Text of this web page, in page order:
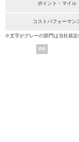
ポイント・マイル
コストパフォーマン
※文字がグレーの部門は当社規定
PR